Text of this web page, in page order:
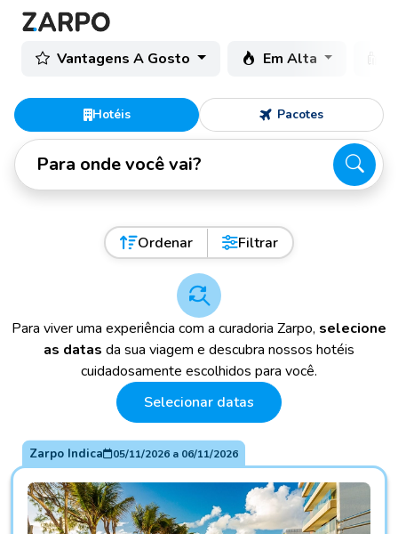
Vantagens A Gosto Em Alta
Hotéis Pacotes
Para onde você vai?
Ordenar Filtrar
Para viver uma experiência com a curadoria Zarpo, selecione
as datas da sua viagem e descubra nossos hotéis
cuidadosamente escolhidos para você.
Selecionar datas
Zarpo Indica 05/11/2026a 06/11/2026